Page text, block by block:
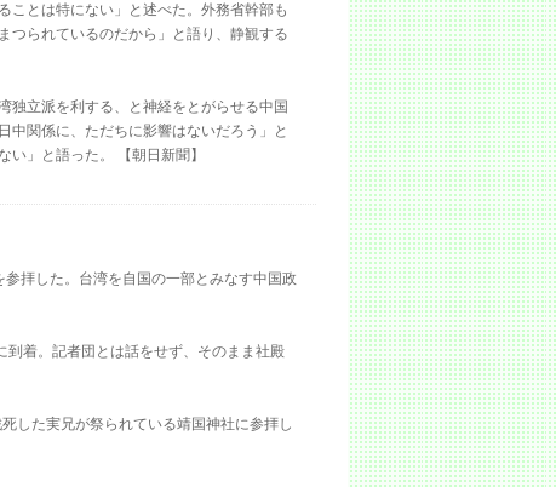
ことは特にない」と述べた。外務省幹部も
つられているのだから」と語り、静観する
独立派を利する、と神経をとがらせる中国
中関係に、ただちに影響はないだろう」と
」と語った。 【朝日新聞】
拝した。台湾を自国の一部とみなす中国政
着。記者団とは話をせず、そのまま社殿
した実兄が祭られている靖国神社に参拝し